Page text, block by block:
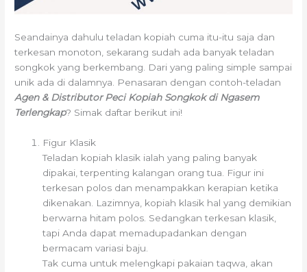
Seandainya dahulu teladan kopiah cuma itu-itu saja dan
terkesan monoton, sekarang sudah ada banyak teladan
songkok yang berkembang. Dari yang paling simple sampai
unik ada di dalamnya. Penasaran dengan contoh-teladan
Agen & Distributor Peci Kopiah Songkok di Ngasem
Terlengkap? Simak daftar berikut ini!
Figur Klasik
Teladan kopiah klasik ialah yang paling banyak
dipakai, terpenting kalangan orang tua. Figur ini
terkesan polos dan menampakkan kerapian ketika
dikenakan. Lazimnya, kopiah klasik hal yang demikian
berwarna hitam polos. Sedangkan terkesan klasik,
tapi Anda dapat memadupadankan dengan
bermacam variasi baju.
Tak cuma untuk melengkapi pakaian taqwa, akan